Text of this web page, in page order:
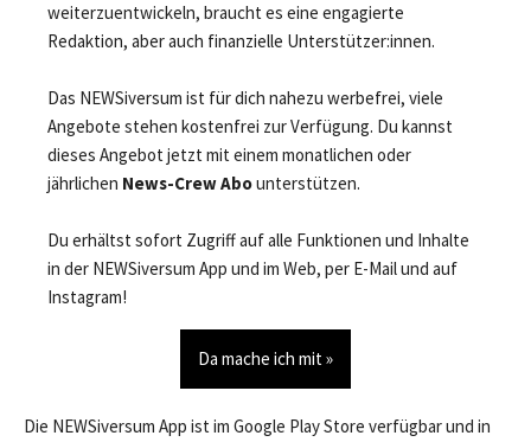
weiterzuentwickeln, braucht es eine engagierte
Redaktion, aber auch finanzielle Unterstützer:innen.
Das NEWSiversum ist für dich nahezu werbefrei, viele
Angebote stehen kostenfrei zur Verfügung. Du kannst
dieses Angebot jetzt mit einem monatlichen oder
jährlichen News-Crew Abounterstützen.
Du erhältst sofort Zugriff auf alle Funktionen und Inhalte
in der NEWSiversum App und im Web, per E-Mail und auf
Instagram!
Da mache ich mit »
Die NEWSiversum App ist im Google Play Store verfügbar und in